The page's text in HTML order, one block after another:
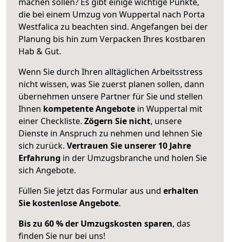
die bei einem Umzug von Wuppertal nach Porta
Westfalica zu beachten sind. Angefangen bei der
Planung bis hin zum Verpacken Ihres kostbaren
Hab & Gut.
Wenn Sie durch Ihren alltäglichen Arbeitsstress
nicht wissen, was Sie zuerst planen sollen, dann
übernehmen unsere Partner für Sie und stellen
Ihnen kompetente Angebote in Wuppertal mit
einer Checkliste. Zögern Sie nicht, unsere
Dienste in Anspruch zu nehmen und lehnen Sie
sich zurück. Vertrauen Sie unserer 10 Jahre
Erfahrung in der Umzugsbranche und holen Sie
sich Angebote.
Füllen Sie jetzt das Formular aus und erhalten
Sie kostenlose Angebote.
Bis zu 60 % der Umzugskosten sparen, das
finden Sie nur bei uns!